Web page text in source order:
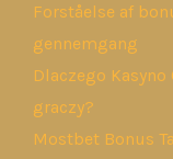
Forståelse af
gennemgang
Dlaczego
graczy?
Mostbet Bonus